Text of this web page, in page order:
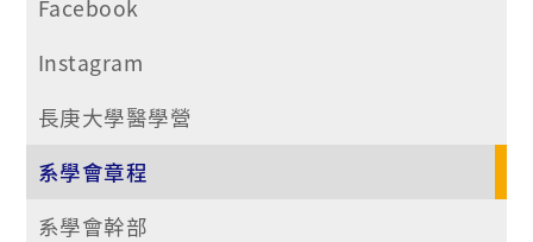
Facebook
Instagram
長庚大學醫學營
系學會章程
系學會幹部